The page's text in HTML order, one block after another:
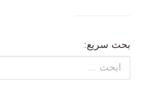
بحث سريع: